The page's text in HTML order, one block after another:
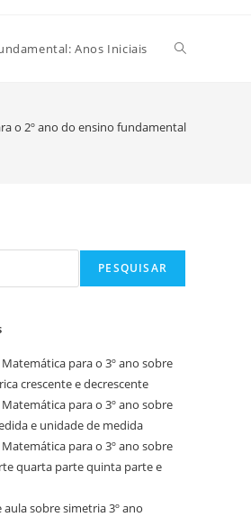
Anos Iniciais Alternar
site
o 2º ano do ensino fundamental
PESQUISAR
para o 3º ano sobre
crescente e decrescente
para o 3º ano sobre
e unidade de medida
para o 3º ano sobre
quarta parte quinta parte e
sobre simetria 3º ano